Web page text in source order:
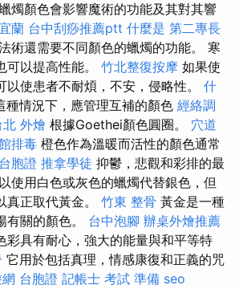
燭顏色會影響魔術的功能及其對其響
蘭 台中刮痧推薦ptt 什麼是 第二專長
術還需要不同顏色的蠟燭的功能。 寒
可以提高性能。 竹北整復按摩 如果使
以使患者不耐煩，不安，侵略性。 什
種情況下，應管理互補的顏色 經絡調
北 外燴 根據Goethei顏色圓圈。 穴道
排毒 橙色作為溫暖而活性的顏色通常
台胞證 推拿學徒 抑鬱，悲觀和彩排的最
使用白色或灰色的蠟燭代替銀色，但
真正取代黃金。 竹東 整骨 黃金是一種
有關的顏色。 台中泡腳 辦桌外燴推薦
彩具有耐心，強大的能量與和平等特
它用於包括真理，情感康復和正義的咒
台胞證 記帳士 考試 準備 seo